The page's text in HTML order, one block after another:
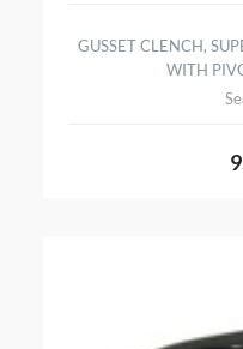
GUSSET CLENCH,
WITH